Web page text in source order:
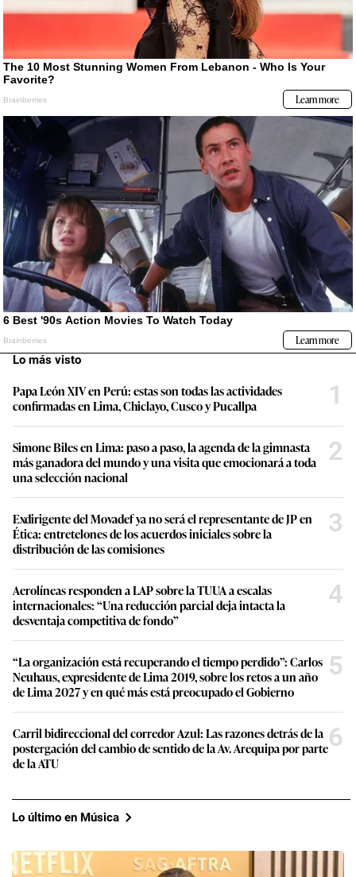
Lo más visto
Papa León XIV en Perú: estas son todas las actividades
confirmadas en Lima, Chiclayo, Cusco y Pucallpa
1
Simone Biles en Lima: paso a paso, la agenda de la gimnasta
más ganadora del mundo y una visita que emocionará a toda
una selección nacional
2
Exdirigente del Movadef ya no será el representante de JP en
Ética: entretelones de los acuerdos iniciales sobre la
distribución de las comisiones
3
Aerolíneas responden a LAP sobre la TUUA a escalas
internacionales: “Una reducción parcial deja intacta la
desventaja competitiva de fondo”
4
“La organización está recuperando el tiempo perdido”: Carlos
Neuhaus, expresidente de Lima 2019, sobre los retos a un año
de Lima 2027 y en qué más está preocupado el Gobierno
5
Carril bidireccional del corredor Azul: Las razones detrás de la
postergación del cambio de sentido de la Av. Arequipa por parte
de la ATU
6
Lo último en Música